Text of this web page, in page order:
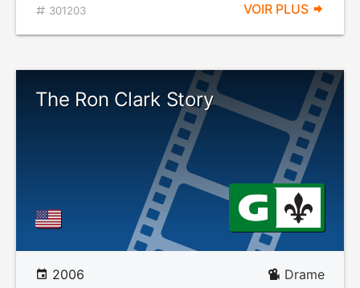
301203 VOIR PLUS
The Ron Clark Story
2006 Drame